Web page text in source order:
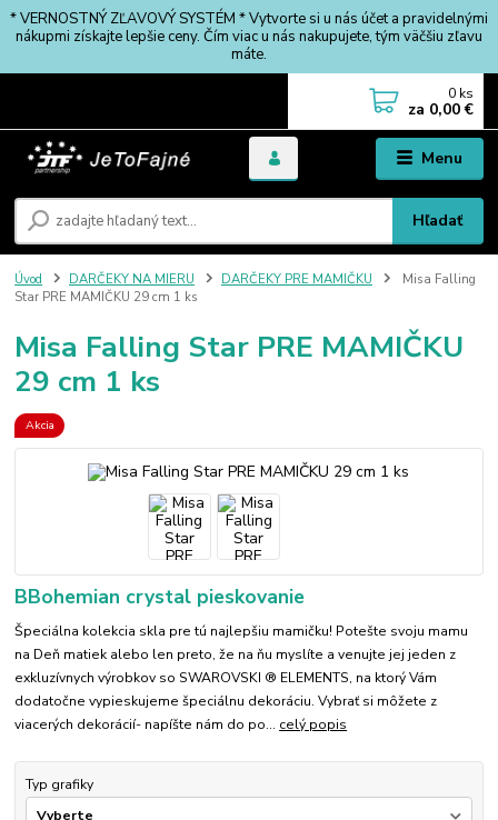
* VERNOSTNÝ ZĽAVOVÝ SYSTÉM * Vytvorte si u nás účet a pravidelnými
nákupmi získajte lepšie ceny. Čím viac u nás nakupujete, tým väčšiu zľavu
máte.
Menu
Hľadať
0 ks
za 0,00 €
Úvod DARČEKY NA MIERU DARČEKY PRE MAMIČKU
Misa Falling
Star PRE MAMIČKU 29 cm 1 ks
Misa Falling Star PRE MAMIČKU
29 cm 1 ks
Akcia
BBohemian crystal pieskovanie
Špeciálna kolekcia skla pre tú najlepšiu mamičku! Potešte svoju mamu
na Deň matiek alebo len preto, že na ňu myslíte a venujte jej jeden z
exkluzívnych výrobkov so SWAROVSKI ® ELEMENTS, na ktorý Vám
dodatočne vypieskujeme špeciálnu dekoráciu. Vybrať si môžete z
viacerých dekorácií- napíšte nám do po... celý popis
Typ grafiky